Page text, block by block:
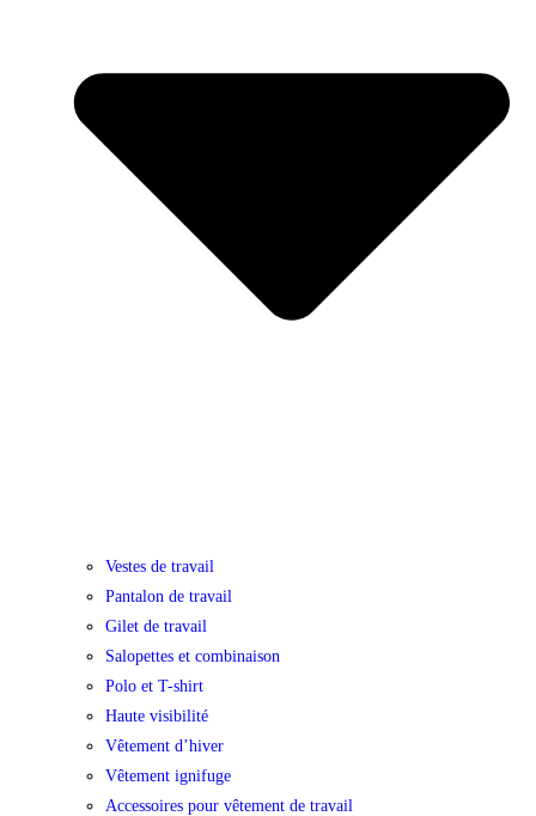
Vestes de travail
Pantalon de travail
Gilet de travail
Salopettes et combinaison
Polo et T-shirt
Haute visibilité
Vêtement d’hiver
Vêtement ignifuge
Accessoires pour vêtement de travail